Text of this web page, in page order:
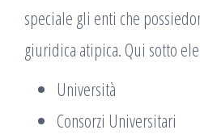
speciale gli enti che
giuridica atipica. Qui sotto
Università
Consorzi Universitari